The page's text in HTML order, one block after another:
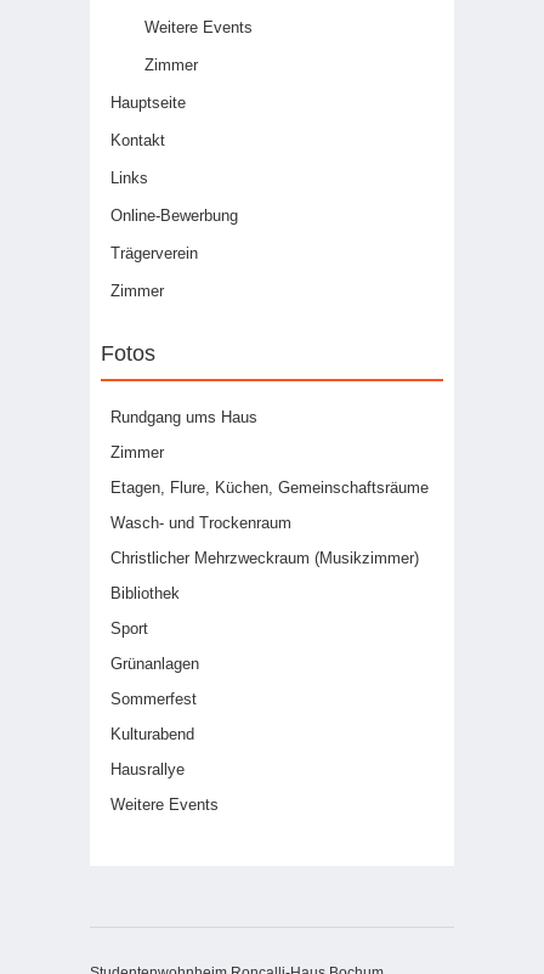
Weitere Events
Zimmer
Hauptseite
Kontakt
Links
Online-Bewerbung
Trägerverein
Zimmer
Fotos
Rundgang ums Haus
Zimmer
Etagen, Flure, Küchen, Gemeinschaftsräume
Wasch- und Trockenraum
Christlicher Mehrzweckraum (Musikzimmer)
Bibliothek
Sport
Grünanlagen
Sommerfest
Kulturabend
Hausrallye
Weitere Events